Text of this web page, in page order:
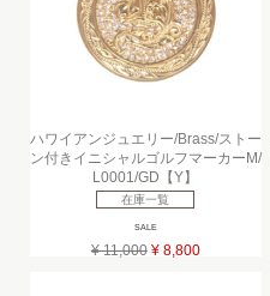
ハワイアンジュエリー/Brass/ストー
ン付きイニシャルゴルフマーカーM/
L0001/GD【Y】
在庫一覧
SALE
¥ 11,000 ¥ 8,800